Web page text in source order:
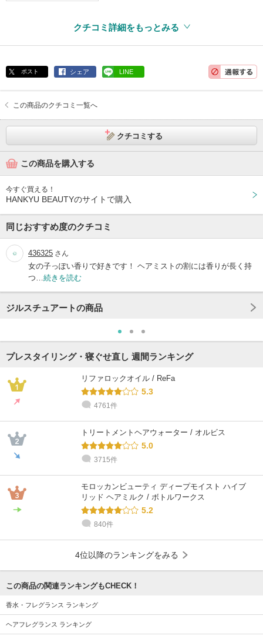
クチコミ詳細をもっとみる
ポスト シェア LINE
この商品のクチコミ一覧へ
クチコミする
この商品を購入する
今すぐ買える！
HANKYU BEAUTYのサイトで購入
同じおすすめ度のクチコミ
436325 さん
女の子っぽい香りで好きです！ ヘアミストの割には香りが長く持
つ… 続きを読む
ジルスチュアートの商品
プレスタイリング・寝ぐせ直し 週間ランキング
リファロックオイル / ReFa
5.3
4761件
トリートメントヘアウォーター / オルビス
5.0
3715件
モロッカンビューティ ディープモイスト ハイブ
リッド ヘアミルク / ボトルワークス
5.2
840件
4位以降のランキングをみる
この商品の関連ランキングもCHECK！
香水・フレグランス ランキング
ヘアフレグランス ランキング